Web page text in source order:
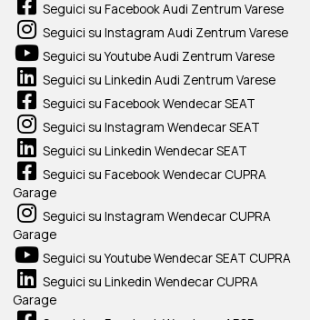
Seguici su Facebook Audi Zentrum Varese
Seguici su Instagram Audi Zentrum Varese
Seguici su Youtube Audi Zentrum Varese
Seguici su Linkedin Audi Zentrum Varese
Seguici su Facebook Wendecar SEAT
Seguici su Instagram Wendecar SEAT
Seguici su Linkedin Wendecar SEAT
Seguici su Facebook Wendecar CUPRA
Garage
Seguici su Instagram Wendecar CUPRA
Garage
Seguici su Youtube Wendecar SEAT CUPRA
Seguici su Linkedin Wendecar CUPRA
Garage